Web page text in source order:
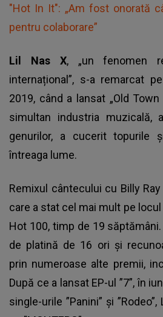
"Hot In It": „Am fost onorată
pentru colaborare”
Lil Nas X, „un fenomen
internațional”, s-a remarcat
2019, când a lansat „Old
simultan industria muzicală,
genurilor, a cucerit topurile
întreaga lume.
Remixul cântecului cu Billy
care a stat cel mai mult pe
Hot 100, timp de 19
de platină de 16 ori și
prin numeroase alte premii,
După ce a lansat EP-ul ”7”, în
single-urile ”Panini” și